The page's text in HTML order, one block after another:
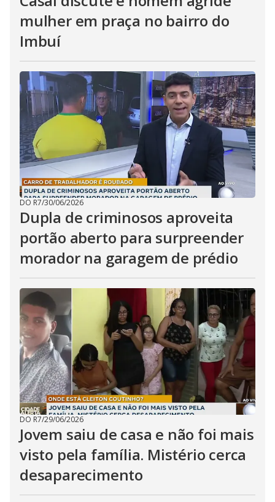
mulher em praça no bairro do
Imbuí
DO R7/30/06/2026
Dupla de criminosos aproveita
portão aberto para surpreender
morador na garagem de prédio
DO R7/29/06/2026
Jovem saiu de casa e não foi mais
visto pela família. Mistério cerca
desaparecimento